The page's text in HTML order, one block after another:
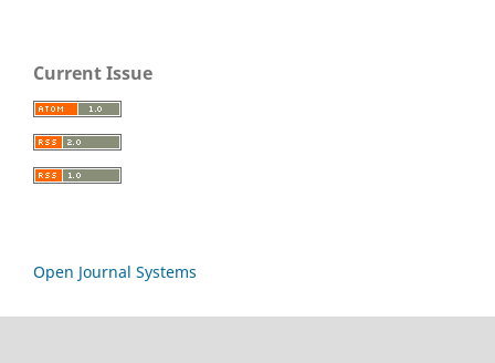
Current Issue
Open Journal Systems